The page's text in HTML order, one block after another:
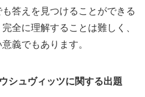
答えを見つけることができる
全に理解することは難しく、
義でもあります。
シュヴィッツに関する出題